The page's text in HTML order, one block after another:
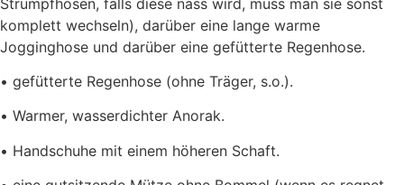
komplett wechseln), darüber eine lange warme
Jogginghose und darüber eine gefütterte Regenhose.
• gefütterte Regenhose (ohne Träger, s.o.).
• Warmer, wasserdichter Anorak.
• Handschuhe mit einem höheren Schaft.